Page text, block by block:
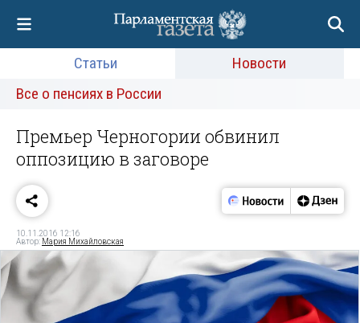
Статьи
Новости
Все о пенсиях в России
Премьер Черногории обвинил
оппозицию в заговоре
10.11.2016 12:16
Автор: Мария Михайловская